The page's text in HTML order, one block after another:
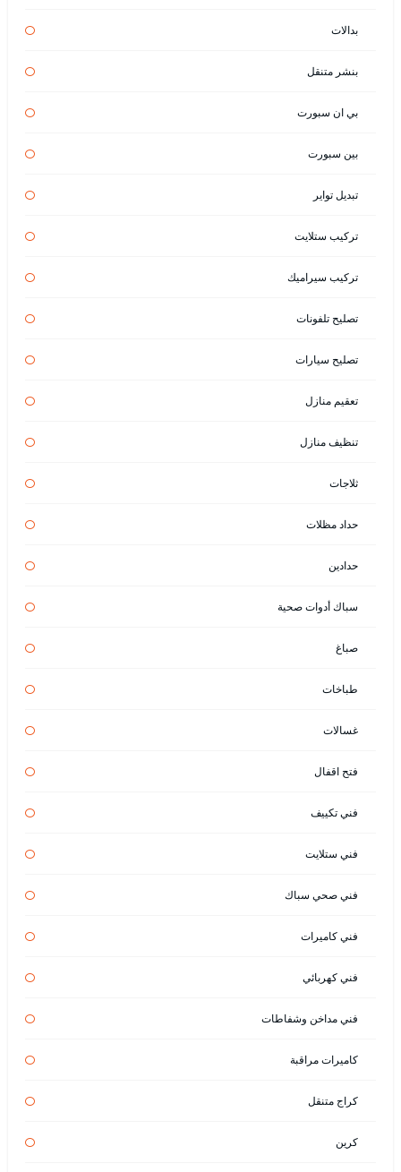
بدالات
بنشر متنقل
بي ان سبورت
بين سبورت
تبديل تواير
تركيب ستلايت
تركيب سيراميك
تصليح تلفونات
تصليح سيارات
تعقيم منازل
تنظيف منازل
ثلاجات
حداد مظلات
حدادين
سباك أدوات صحية
صباغ
طباخات
غسالات
فتح اقفال
فني تكييف
فني ستلايت
فني صحي سباك
فني كاميرات
فني كهربائي
فني مداخن وشفاطات
كاميرات مراقبة
كراج متنقل
كرين